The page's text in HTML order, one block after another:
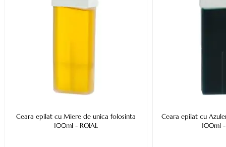
Ceara epilat cu Miere de unica folosinta
100ml - ROIAL
Ceara epilat cu
100ml